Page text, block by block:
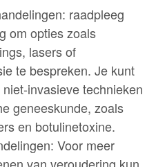
raadpleeg
om opties zoals
lasers of
te bespreken. Je kunt
invasieve technieken
geneeskunde, zoals
en botulinetoxine.
Voor meer